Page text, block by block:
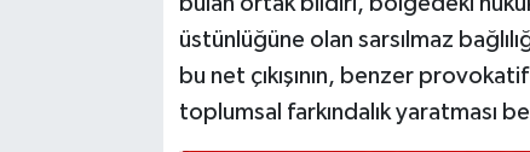
üstünlüğüne olan sarsılmaz
bu net çıkışının, benzer
toplumsal farkındalık yaratması